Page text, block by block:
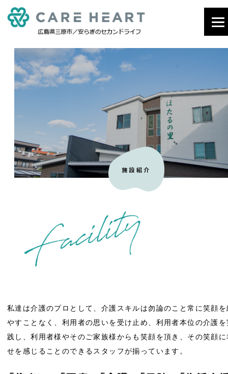
私達は介護のプロとして、介護スキルは勿論のこと常に笑顔を
やすことなく、利用者の思いを受け止め、利用者本位の介護を
践し、利用者様やそのご家族様からも笑顔を頂き、その笑顔に
せを感じることのできるスタッフが揃っています。